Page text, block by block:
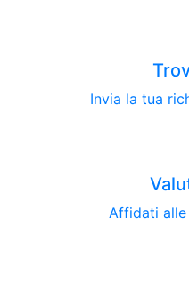
Invia la tua
Affidati